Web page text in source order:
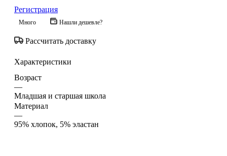
Регистрация
Много Нашли дешевле?
Рассчитать доставку
Характеристики
Возраст
—
Младшая и старшая школа
Материал
—
95% хлопок, 5% эластан